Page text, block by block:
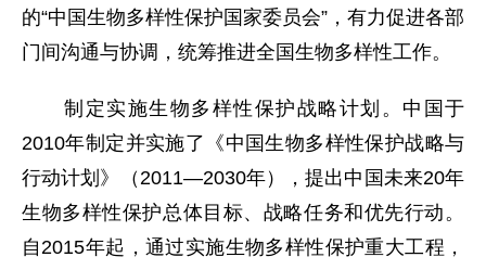
的“中国生物多样性保护国家委员会”，有力促进各部
门间沟通与协调，统筹推进全国生物多样性工作。
制定实施生物多样性保护战略计划。中国于
2010年制定并实施了《中国生物多样性保护战略与
行动计划》（2011—2030年），提出中国未来20年
生物多样性保护总体目标、战略任务和优先行动。
自2015年起，通过实施生物多样性保护重大工程，